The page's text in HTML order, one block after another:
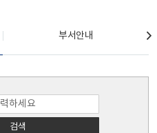
부서안내
검색